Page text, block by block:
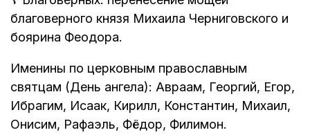
благоверного князя Михаила Черниговского и
боярина Феодора.
Именины по церковным православным
святцам (День ангела): Авраам, Георгий, Егор,
Ибрагим, Исаак, Кирилл, Константин, Михаил,
Онисим, Рафаэль, Фёдор, Филимон.